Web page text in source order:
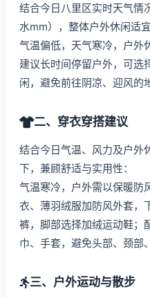
结合今日八里区实时天气
水mm），整体户外休闲适宜
气温偏低，天气寒冷，户外
建议长时间停留户外，可选
闲，避免前往阴凉、迎风的
二、穿衣穿搭建议
结合今日气温、风力及户外
下，兼顾舒适与实用性：
气温寒冷，户外需以保暖防
衣、薄羽绒服加防风外套，
裤，脚部选择加绒运动鞋；
巾、手套，避免头部、颈部
三、户外运动与散步